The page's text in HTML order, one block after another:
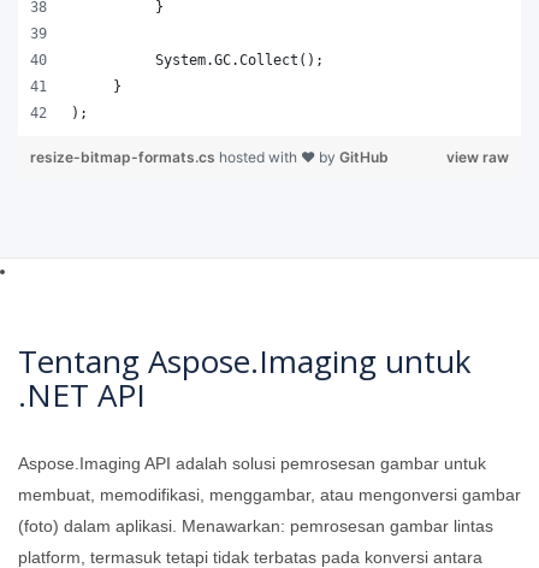
);
view raw
resize-bitmap-formats.cs hosted with ❤ by GitHub
Tentang Aspose.Imaging untuk
.NET API
Aspose.Imaging API adalah solusi pemrosesan gambar untuk
membuat, memodifikasi, menggambar, atau mengonversi gambar
(foto) dalam aplikasi. Menawarkan: pemrosesan gambar lintas
platform, termasuk tetapi tidak terbatas pada konversi antara